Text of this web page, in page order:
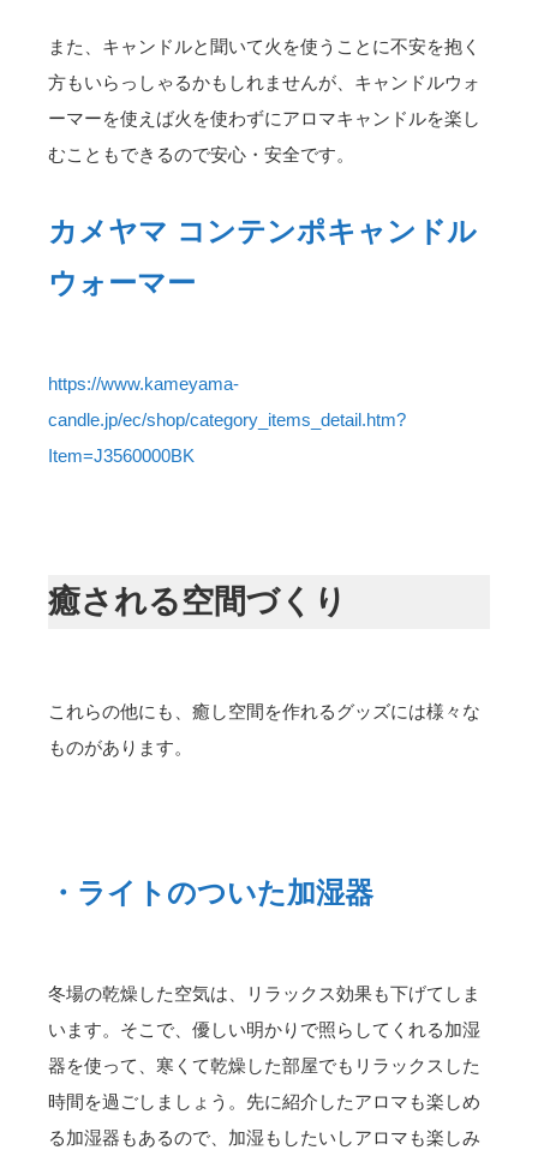
また、キャンドルと聞いて火を使うことに不安を抱く
方もいらっしゃるかもしれませんが、キャンドルウォ
ーマーを使えば火を使わずにアロマキャンドルを楽し
むこともできるので安心・安全です。
カメヤマ コンテンポキャンドル
ウォーマー
https://www.kameyama-
candle.jp/ec/shop/category_items_detail.htm?
Item=J3560000BK
癒される空間づくり
これらの他にも、癒し空間を作れるグッズには様々な
ものがあります。
・ライトのついた加湿器
冬場の乾燥した空気は、リラックス効果も下げてしま
います。そこで、優しい明かりで照らしてくれる加湿
器を使って、寒くて乾燥した部屋でもリラックスした
時間を過ごしましょう。先に紹介したアロマも楽しめ
る加湿器もあるので、加湿もしたいしアロマも楽しみ